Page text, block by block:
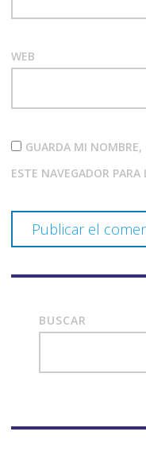
WEB
GUARDA MI NOMBRE,
ESTE NAVEGADOR
BUSCAR